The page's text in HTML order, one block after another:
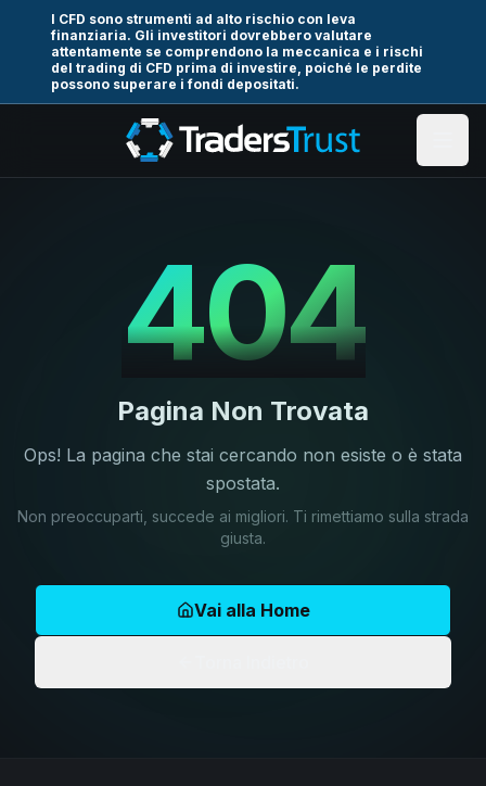
I CFD sono strumenti ad alto rischio con leva
finanziaria. Gli investitori dovrebbero valutare
attentamente se comprendono la meccanica e i rischi
del trading di CFD prima di investire, poiché le perdite
possono superare i fondi depositati.
404
Pagina Non Trovata
Ops! La pagina che stai cercando non esiste o è stata
spostata.
Non preoccuparti, succede ai migliori. Ti rimettiamo sulla strada
giusta.
Vai alla Home